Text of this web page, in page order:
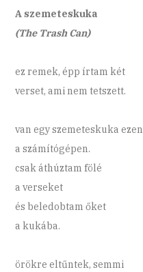
A szemeteskuka
(The Trash Can)
ez remek, épp írtam két
verset, ami nem tetszett.
van egy szemeteskuka ezen
a számítógépen.
csak áthúztam fölé
a verseket
és beledobtam őket
a kukába.
örökre eltűntek, semmi